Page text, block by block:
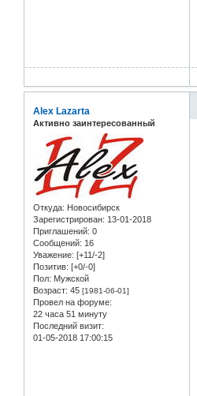
Alex Lazarta
Активно заинтересованный
Откуда: Новосибирск
Зарегистрирован: 13-01-2018
Приглашений: 0
Сообщений: 16
Уважение: [+11/-2]
Позитив: [+0/-0]
Пол: Мужской
Возраст: 45 [1981-06-01]
Провел на форуме:
22 часа 51 минуту
Последний визит:
01-05-2018 17:00:15